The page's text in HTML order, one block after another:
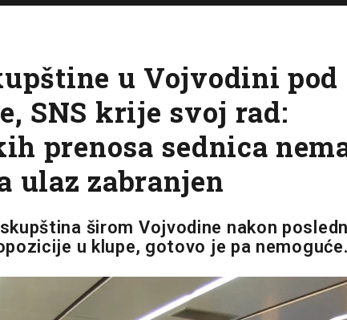
u Vojvodini pod
SNS krije svoj rad:
prenosa sednica
ulaz zabranjen
širom Vojvodine nakon
u klupe, gotovo je pa nemoguće.